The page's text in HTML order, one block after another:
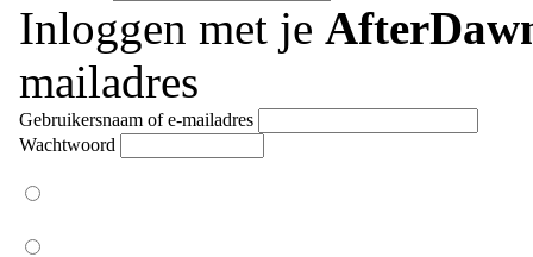
Inloggen met je
mailadres
Gebruikersnaam of e-mailadres
Wachtwoord